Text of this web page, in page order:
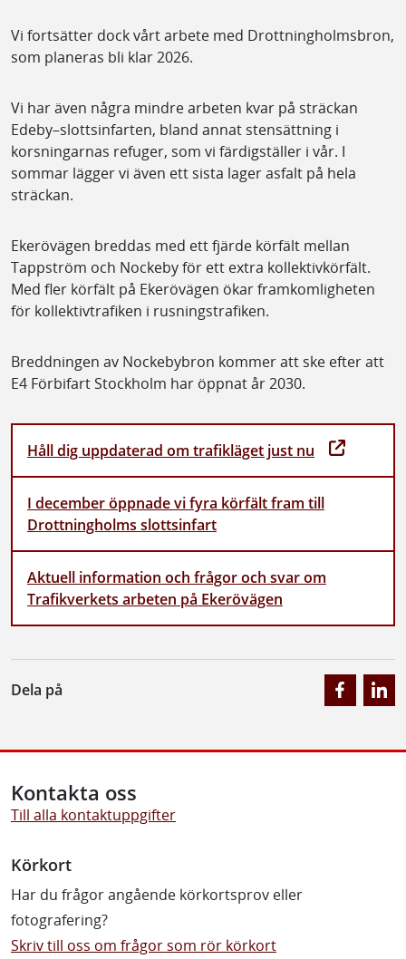
Vi fortsätter dock vårt arbete med Drottningholmsbron,
som planeras bli klar 2026.
Vi har även några mindre arbeten kvar på sträckan
Edeby–slottsinfarten, bland annat stensättning i
korsningarnas refuger, som vi färdigställer i vår. I
sommar lägger vi även ett sista lager asfalt på hela
sträckan.
Ekerövägen breddas med ett fjärde körfält mellan
Tappström och Nockeby för ett extra kollektivkörfält.
Med fler körfält på Ekerövägen ökar framkomligheten
för kollektivtrafiken i rusningstrafiken.
Breddningen av Nockebybron kommer att ske efter att
E4 Förbifart Stockholm har öppnat år 2030.
Håll dig uppdaterad om trafikläget just nu
I december öppnade vi fyra körfält fram till
Drottningholms slottsinfart
Aktuell information och frågor och svar om
Trafikverkets arbeten på Ekerövägen
Dela på
Kontakta oss
Till alla kontaktuppgifter
Körkort
Har du frågor angående körkortsprov eller
fotografering?
Skriv till oss om frågor som rör körkort